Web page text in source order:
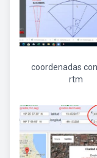
coordenadas
rtm